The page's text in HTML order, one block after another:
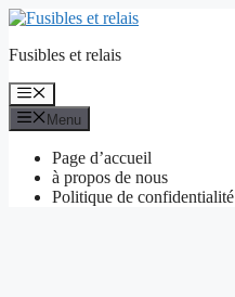
Aller
contenu
Fusibles et relais
Menu
Menu
Page d’accueil
à propos de nous
Politique de confidentialité